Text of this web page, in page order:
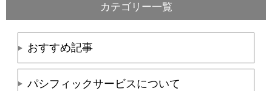
カテゴリー一覧
おすすめ記事
パシフィックサービスについて